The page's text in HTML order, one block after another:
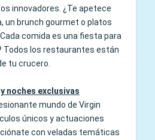
innovadores. ¿Te apetece
un brunch gourmet o platos
comida es una fiesta para
Todos los restaurantes están
tu crucero.
noches exclusivas
mundo de Virgin
únicos y actuaciones
con veladas temáticas